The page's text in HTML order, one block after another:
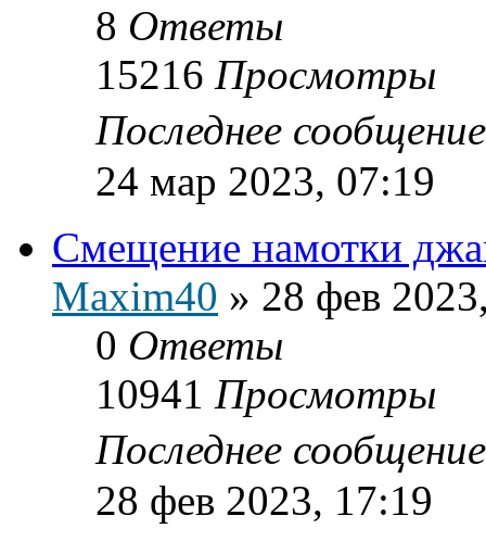
8 Ответы
15216 Просмотры
Последнее
24 мар 2023, 07:19
Смещение намотки
Maxim40 » 28 фев
0 Ответы
10941 Просмотры
Последнее
28 фев 2023, 17:19